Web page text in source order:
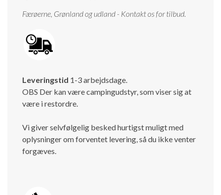
Færøerne, Grønland og udland - Kontakt os for tilbud.
Leveringstid 1-3 arbejdsdage.
OBS Der kan være campingudstyr, som viser sig at
være i restordre.
Vi giver selvfølgelig besked hurtigst muligt med
oplysninger om forventet levering, så du ikke venter
forgæves.